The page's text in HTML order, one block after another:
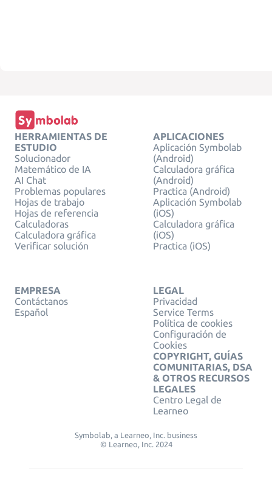
HERRAMIENTAS DE
ESTUDIO
Solucionador
Matemático de IA
AI Chat
Problemas populares
Hojas de trabajo
Hojas de referencia
Calculadoras
Calculadora gráfica
Verificar solución
APLICACIONES
Aplicación Symbolab
(Android)
Calculadora gráfica
(Android)
Practica (Android)
Aplicación Symbolab
(iOS)
Calculadora gráfica
(iOS)
Practica (iOS)
EMPRESA
Contáctanos
Español
LEGAL
Privacidad
Service Terms
Política de cookies
Configuración de
Cookies
COPYRIGHT, GUÍAS
COMUNITARIAS, DSA
& OTROS RECURSOS
LEGALES
Centro Legal de
Learneo
Symbolab, a Learneo, Inc. business
© Learneo, Inc. 2024